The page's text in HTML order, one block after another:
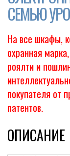
СЕМЬЮ
На все шкафы,
охранная
роялти и
покупателя от
патентов.
ОПИСАНИЕ